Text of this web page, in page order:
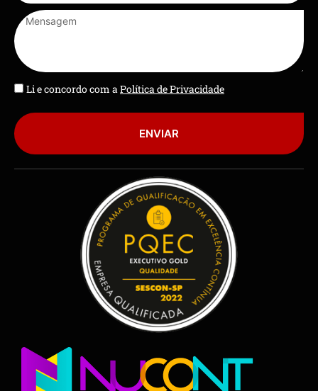
Li e concordo com aPolítica de Privacidade
ENVIAR